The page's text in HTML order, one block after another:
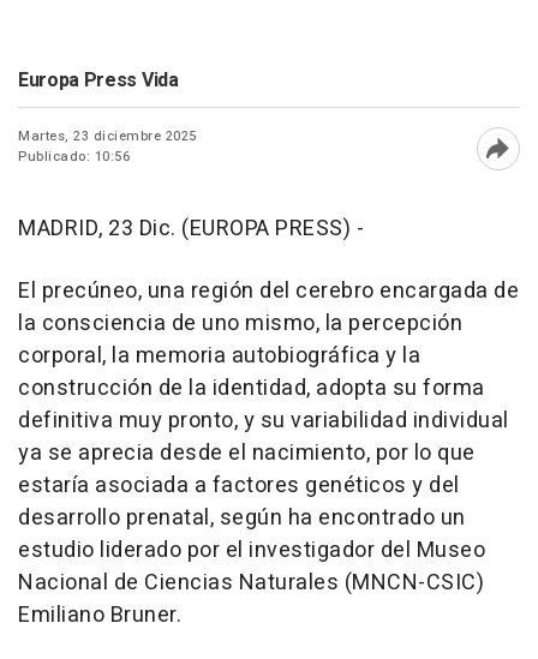
Europa Press Vida
Martes, 23 diciembre 2025
Publicado: 10:56
MADRID, 23 Dic. (EUROPA PRESS) -
El precúneo, una región del cerebro encargada de
la consciencia de uno mismo, la percepción
corporal, la memoria autobiográfica y la
construcción de la identidad, adopta su forma
definitiva muy pronto, y su variabilidad individual
ya se aprecia desde el nacimiento, por lo que
estaría asociada a factores genéticos y del
desarrollo prenatal, según ha encontrado un
estudio liderado por el investigador del Museo
Nacional de Ciencias Naturales (MNCN-CSIC)
Emiliano Bruner.